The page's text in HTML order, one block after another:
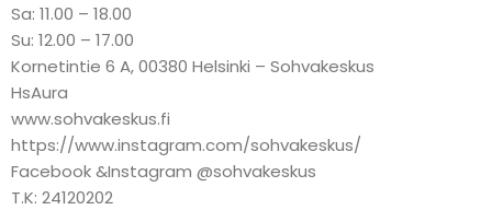
Sa: 11.00 – 18.00
Su: 12.00 – 17.00
Kornetintie 6 A, 00380 Helsinki – Sohvakeskus
HsAura
www.sohvakeskus.fi
https://www.instagram.com/sohvakeskus/
Facebook &Instagram @sohvakeskus
T.K: 24120202